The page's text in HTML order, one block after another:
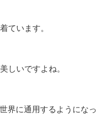
ています。
しいですよね。
界に通用するようになっ